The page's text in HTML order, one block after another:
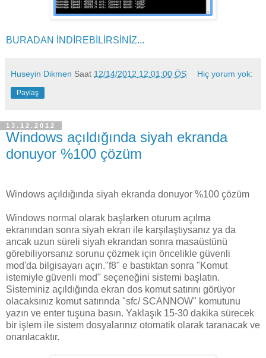
BURADAN İNDİREBİLİRSİNİZ...
Huseyin Dikmen Saat 12/14/2012 12:01:00 ÖS Hiç yorum yok:
Paylaş
13.12.2012
Windows açıldığında siyah ekranda
donuyor %100 çözüm
Windows açıldığında siyah ekranda donuyor %100 çözüm
Windows normal olarak başlarken oturum açılma
ekranından sonra siyah ekran ile karşılaştıysanız ya da
ancak uzun süreli siyah ekrandan sonra masaüstünü
görebiliyorsanız sorunu çözmek için öncelikle güvenli
mod'da bilgisayarı açın."f8" e bastıktan sonra "Komut
istemiyle güvenli mod" seçeneğini sistemi başlatın.
Sisteminiz açıldığında ekran dos komut satırını görüyor
olacaksınız komut satırında "sfc/ SCANNOW" komutunu
yazın ve enter tuşuna basın. Yaklaşık 15-30 dakika sürecek
bir işlem ile sistem dosyalarınız otomatik olarak taranacak ve
onarılacaktır.